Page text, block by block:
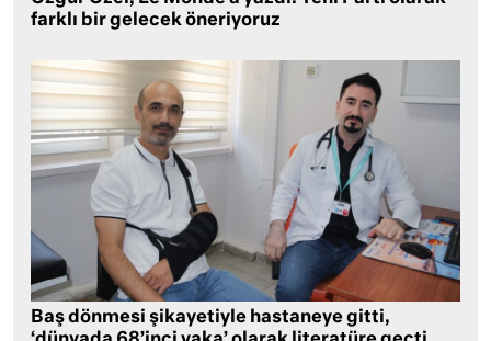
farklı bir gelecek öneriyoruz
Baş dönmesi şikayetiyle hastaneye gitti,